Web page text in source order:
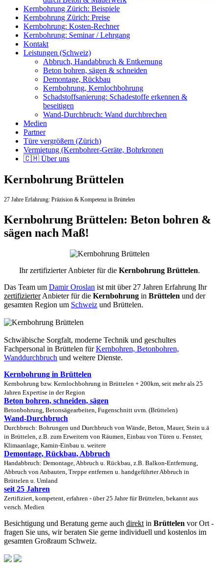
Kernbohrung Zürich: Beispiele
Kernbohrung Zürich: Preise
Kernbohrung: Kosten-Rechner
Kernbohrung: Seminar / Lehrgang
Kontakt
Leistungen (Schweiz)
Abbruch, Handabbruch & Entkernung
Beton bohren, sägen & schneiden
Demontage, Rückbau
Kernbohrung, Kernlochbohrung
Schadstoffsanierung: Schadestoffe erkennen &
beseitigen
Wand-Durchbruch: Wand durchbrechen
Medien
Partner
Türe vergrößern (Zürich)
Vermietung (Kernbohrer-Geräte, Bohrkronen
🇨🇭 Über uns
Kernbohrung Brüttelen
27 Jahre Erfahrung: Präzision & Kompetenz in Brüttelen
Kernbohrung Brüttelen: Beton bohren &
sägen nach Maß!
Ihr zertifizierter Anbieter für die Kernbohrung Brüttelen.
Das Team um Damir Oroslan ist mit über 27 Jahren Erfahrung Ihr
zertifizierterAnbieter für die Kernbohrung in Brüttelen und der
gesamten Region um Schweiz und Brüttelen.
Schwäbische Sorgfalt, moderne Technik und geschultes
Fachpersonal in Brüttelen fürKernbohren, Betonbohren,
Wanddurchbruch und weitere Dienste.
Kernbohrung in Brüttelen
Kernbohrung bzw. Kernlochbohrung in Brüttelen + 200km, seit mehr als 25
Jahren Expertise in der Region
Beton bohren, schneiden, sägen
Betonbohrung, Betonsägearbeiten, Fugenschnitt uvm. (Brüttelen)
Wand-Durchbruch
Durchbruch: Bohrungen und Durchbruch von Wände, Beton, Mauer, Stein u.ä
in Brüttelen, z.B. zum Erweitern von Räumen, Einbau von Türen u. Fenster,
Klimaanlage, Kamin-Einbau u. weitere
Demontage, Rückbau, Abbruch
Handabbruch: Demontage, Abbruch u. Rückbau, z.B. Balkon-Entfernung,
Abbruch von Anbauten, Treppe entfernen u. handgeführter Abbruch in
Brüttelen u. Umland
seit 25 Jahren
Zertifiziert, kompetent, erfahren - über 25 Jahre für Brüttelen, bekannt aus
versch. Medien
Besichtigung und Beratung gerne auch direkt in Brüttelen vor Ort -
fragen Sie uns, wir beraten Sie gerne individuell und kostenlos im
gesamten Großraum Schweiz.